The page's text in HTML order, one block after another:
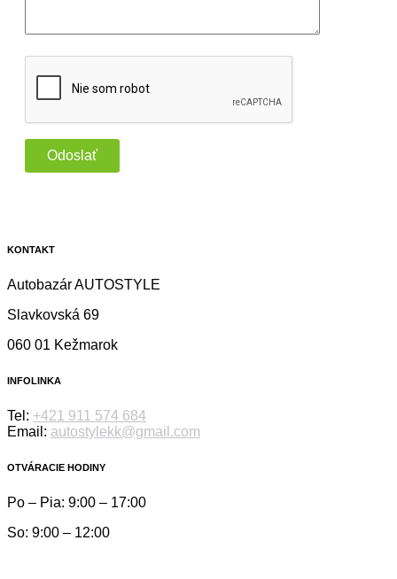
KONTAKT
Autobazár AUTOSTYLE
Slavkovská 69
060 01 Kežmarok
INFOLINKA
Tel: +421 911 574 684
Email: autostylekk@gmail.com
OTVÁRACIE HODINY
Po – Pia: 9:00 – 17:00
So: 9:00 – 12:00